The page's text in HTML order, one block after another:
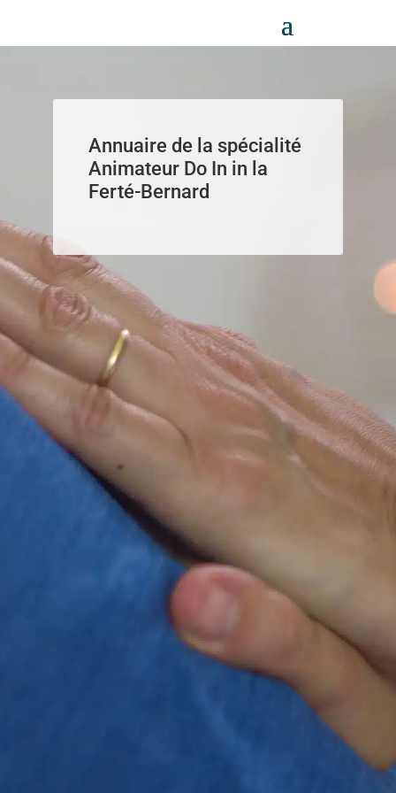
Annuaire de la spécialité
Animateur Do In in la
Ferté-Bernard